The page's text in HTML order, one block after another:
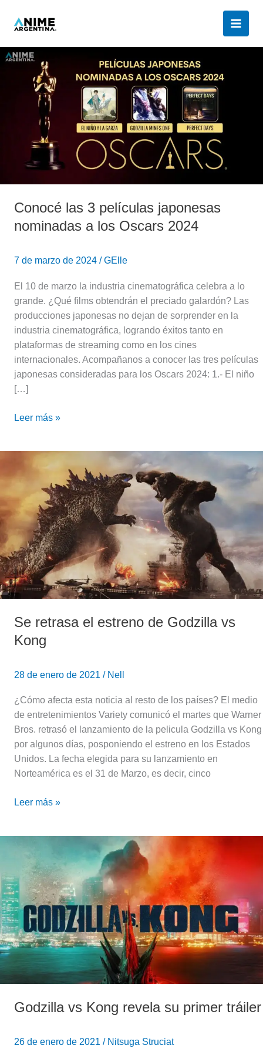
Conocé las 3 películas japonesas
nominadas a los Oscars 2024
7 de marzo de 2024 / GElle
El 10 de marzo la industria cinematográfica celebra a lo
grande. ¿Qué films obtendrán el preciado galardón? Las
producciones japonesas no dejan de sorprender en la
industria cinematográfica, logrando éxitos tanto en
plataformas de streaming como en los cines
internacionales. Acompañanos a conocer las tres películas
japonesas consideradas para los Oscars 2024: 1.- El niño
[…]
Conocé
películas
japonesas
nominadas
Oscars
2024
Leer más »
Se retrasa el estreno de Godzilla vs
Kong
28 de enero de 2021 / Nell
¿Cómo afecta esta noticia al resto de los países? El medio
de entretenimientos Variety comunicó el martes que Warner
Bros. retrasó el lanzamiento de la pelicula Godzilla vs Kong
por algunos días, posponiendo el estreno en los Estados
Unidos. La fecha elegida para su lanzamiento en
Norteamérica es el 31 de Marzo, es decir, cinco
retrasa
estreno
Godzilla
vs
Kong
Leer más »
Godzilla vs Kong revela su primer tráiler
26 de enero de 2021 / Nitsuga Struciat
Kong
revela
su
primer
tráiler